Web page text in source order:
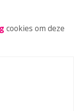
cookies om deze